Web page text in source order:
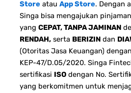
Store atau App Store. Dengan
Singa bisa mengajukan
yang CEPAT, TANPA JAMINAN
RENDAH, serta BERIZIN dan
(Otoritas Jasa Keuangan)
KEP-47/D.05/2020. Singa
sertifikasi ISO dengan No.
yang berkomitmen untuk